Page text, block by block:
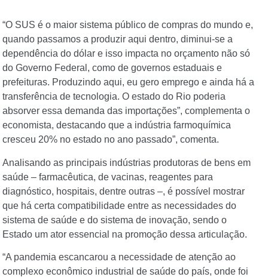
“O SUS é o maior sistema público de compras do mundo e,
quando passamos a produzir aqui dentro, diminui-se a
dependência do dólar e isso impacta no orçamento não só
do Governo Federal, como de governos estaduais e
prefeituras. Produzindo aqui, eu gero emprego e ainda há a
transferência de tecnologia. O estado do Rio poderia
absorver essa demanda das importações”, complementa o
economista, destacando que a indústria farmoquímica
cresceu 20% no estado no ano passado”, comenta.
Analisando as principais indústrias produtoras de bens em
saúde – farmacêutica, de vacinas, reagentes para
diagnóstico, hospitais, dentre outras –, é possível mostrar
que há certa compatibilidade entre as necessidades do
sistema de saúde e do sistema de inovação, sendo o
Estado um ator essencial na promoção dessa articulação.
“A pandemia escancarou a necessidade de atenção ao
complexo econômico industrial de saúde do país, onde foi